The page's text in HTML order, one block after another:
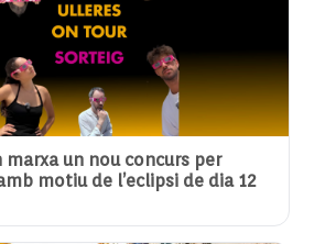
marxa un nou concurs per
motiu de l’eclipsi de dia 12